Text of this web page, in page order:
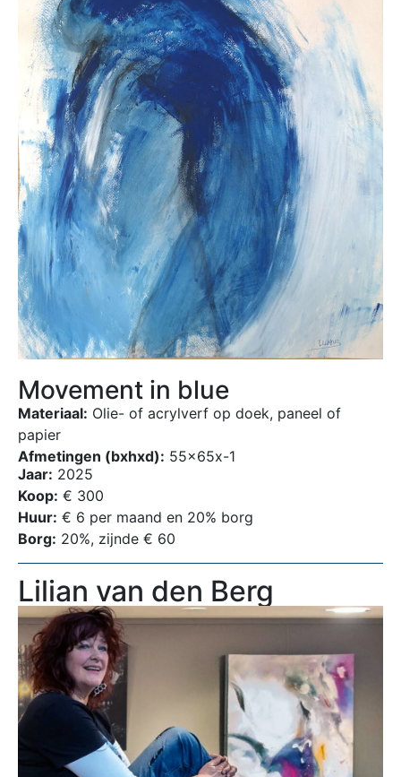
Movement in blue
Materiaal: Olie- of acrylverf op doek, paneel of
papier
Afmetingen (bxhxd): 55x65x-1
Jaar: 2025
Koop: € 300
Huur: € 6 per maand en 20% borg
Borg: 20%, zijnde € 60
Lilian van den Berg